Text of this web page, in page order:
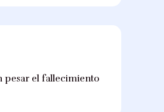
pesar el fallecimiento